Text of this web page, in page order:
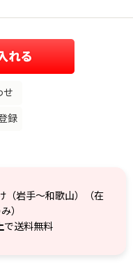
せ
録
（岩手～和歌山）（在
）
で送料無料